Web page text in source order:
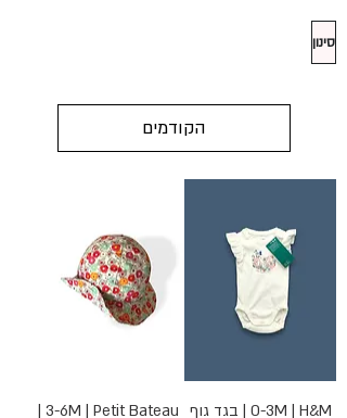
סינון
הקודמים
0-3M | H&M | בגד גוף